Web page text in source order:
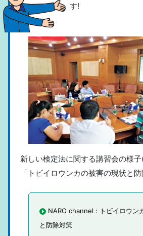
す!
新しい検定法に関する講習会の様
「トビイロウンカの被害の現状と
NARO channel : トビイロウン
と防除対策